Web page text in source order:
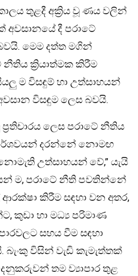
තුළදී අක්‍රිය වූ ණය වලින්
අවසානයේ දී පරාටේ
මෙම දත්ත මගින්
ක්‍රියාත්මක කිරීම
ම විසඳුම් හා උත්සාහයන්
විසඳුම ලෙස බවයි.
ලෙස පරාටේ නීතිය
දරන්නේ නොමඟ
උත්සාහයන් වේ,” යැයි
ම, පරාටේ නීති පවතින්නේ
කිරීම සඳහා වන අතර,
කුඩා හා මධ්‍ය පරිමාණ
සහය වීම සඳහා
විසින් වැඩි කැමැත්තක්
තම ව්‍යාපාර තුළ